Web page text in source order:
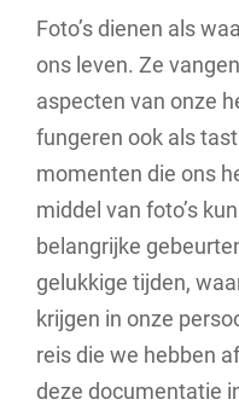
Foto’s dienen als
ons leven. Ze
aspecten van onze
fungeren ook als
momenten die ons
middel van foto’s
belangrijke
gelukkige tijden,
krijgen in onze
reis die we hebben
deze documentatie